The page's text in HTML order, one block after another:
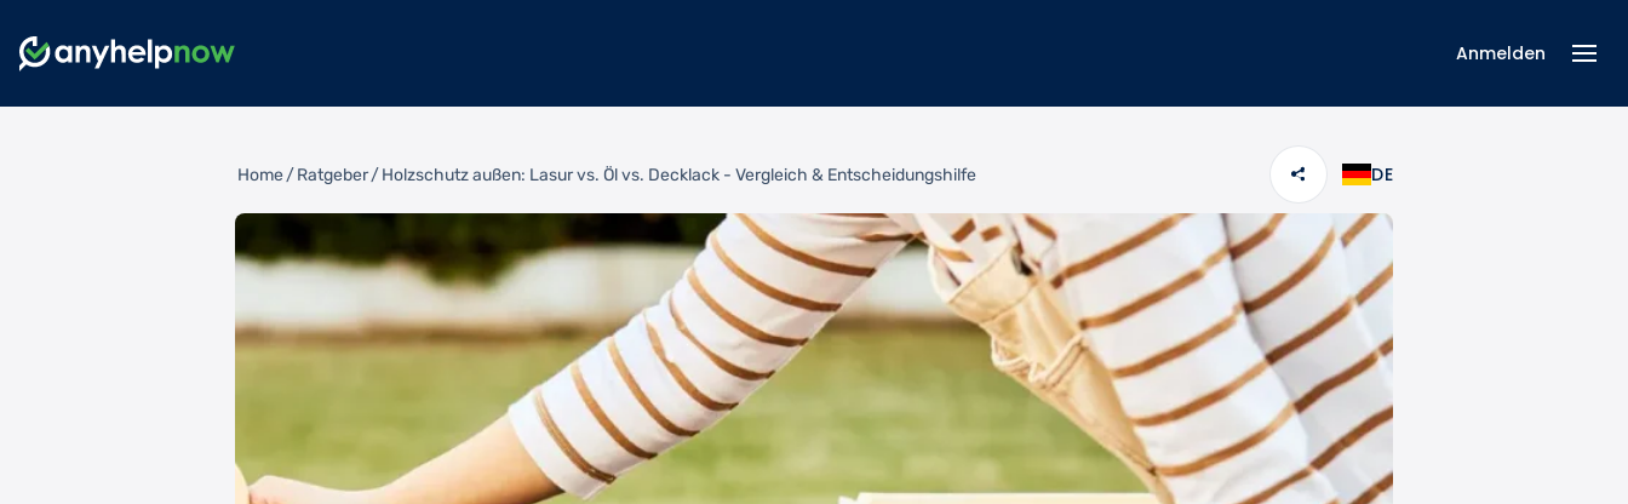
Anmelden
Home/Ratgeber/Holzschutz außen: Lasur vs. Öl vs. Decklack - Vergleich & Entscheidungshilfe DE